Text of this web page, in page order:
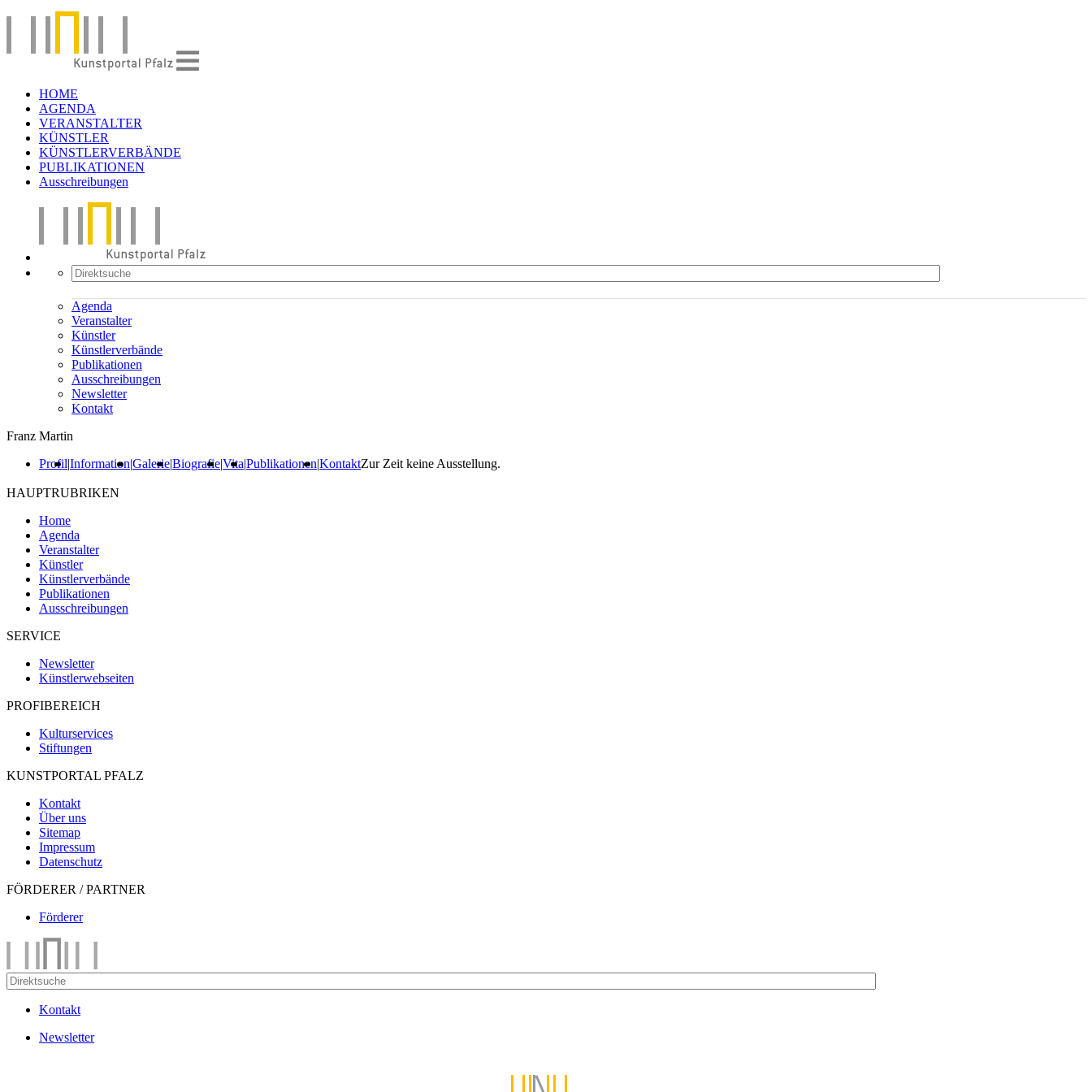
HOME
AGENDA
VERANSTALTER
KÜNSTLER
KÜNSTLERVERBÄNDE
PUBLIKATIONEN
Ausschreibungen
Agenda
Veranstalter
Künstler
Künstlerverbände
Publikationen
Ausschreibungen
Newsletter
Kontakt
Franz Martin
Profil|Information|Galerie|Biografie|Vita|Publikationen|KontaktZur Zeit keine Ausstellung.
HAUPTRUBRIKEN
Home
Agenda
Veranstalter
Künstler
Künstlerverbände
Publikationen
Ausschreibungen
SERVICE
Newsletter
Künstlerwebseiten
PROFIBEREICH
Kulturservices
Stiftungen
KUNSTPORTAL PFALZ
Kontakt
Über uns
Sitemap
Impressum
Datenschutz
FÖRDERER / PARTNER
Förderer
Kontakt
Newsletter